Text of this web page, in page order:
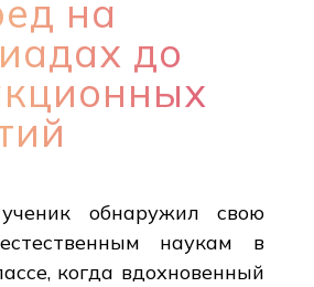
на
до
обнаружил свою
наукам в
когда вдохновенный